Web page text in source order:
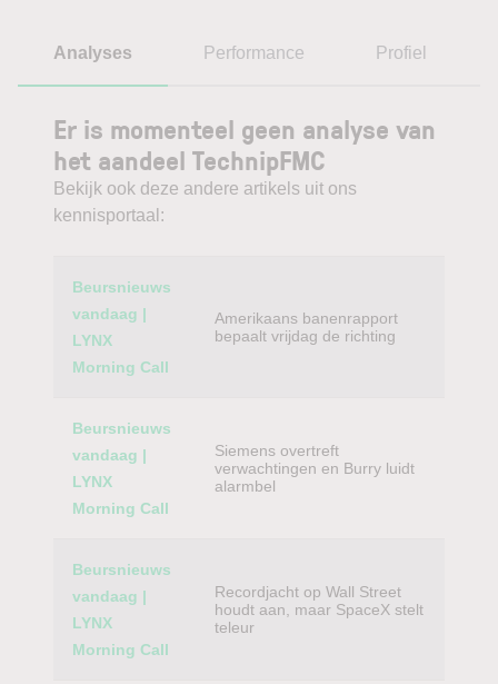
Analyses Performance Profiel
Er is momenteel geen analyse van
het aandeel TechnipFMC
Bekijk ook deze andere artikels uit ons
kennisportaal:
Category
Beursnieuws
vandaag |
LYNX
Morning Call
Amerikaans banenrapport
bepaalt vrijdag de richting
Beursnieuws
vandaag |
LYNX
Morning Call
Siemens overtreft
verwachtingen en Burry luidt
alarmbel
Beursnieuws
vandaag |
LYNX
Morning Call
Recordjacht op Wall Street
houdt aan, maar SpaceX stelt
teleur